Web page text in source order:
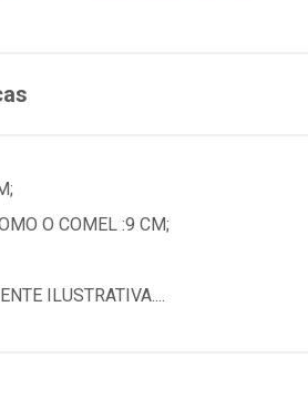
O COMEL :9 CM;
ILUSTRATIVA....